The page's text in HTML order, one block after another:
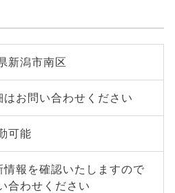
新潟市南区
はお問い合わせください
可能
情報を確認いたしますので
合わせください